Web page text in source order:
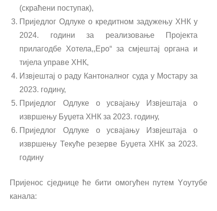
(скраћени поступак),
Приједлог Одлуке о кредитном задужењу ХНК у
2024. години за реализовање Пројекта
прилагодбе Хотела,,Еро“ за смјештај органа и
тијела управе ХНК,
Извјештај о раду Кантоналног суда у Мостару за
2023. годину,
Приједлог Одлуке о усвајању Извјештаја о
извршењу Буџета ХНК за 2023. годину,
Приједлог Одлуке о усвајању Извјештаја о
извршењу Текуће резерве Буџета ХНК за 2023.
годину
Пријенос сједнице ће бити омогућен путем Yоутубе
канала: